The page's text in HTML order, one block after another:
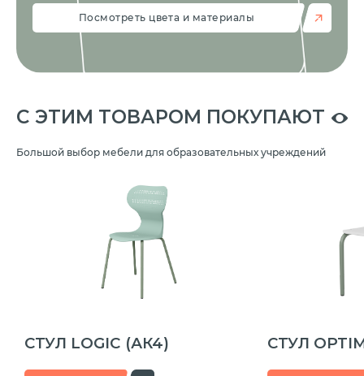
Посмотреть цвета и материалы
C ЭТИМ ТОВАРОМ ПОКУПАЮТ
Большой выбор мебели для образовательных учреждений
СТУЛ LOGIC (АК4) СТУЛ